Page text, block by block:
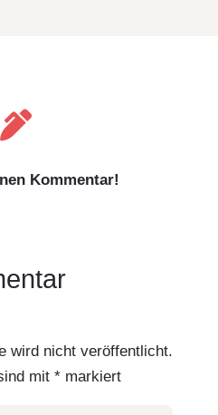

Kommentar!
wird nicht veröffentlicht.
mit * markiert